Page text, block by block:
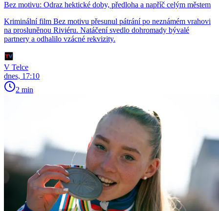
Bez motivu: Odraz hektické doby, předloha a napříč celým městem
Kriminální film Bez motivu přesunul pátrání po neznámém vrahovi
na prosluněnou Riviéru. Natáčení svedlo dohromady bývalé
partnery a odhalilo vzácné rekvizity.
V Telce
dnes, 17:10
2 min